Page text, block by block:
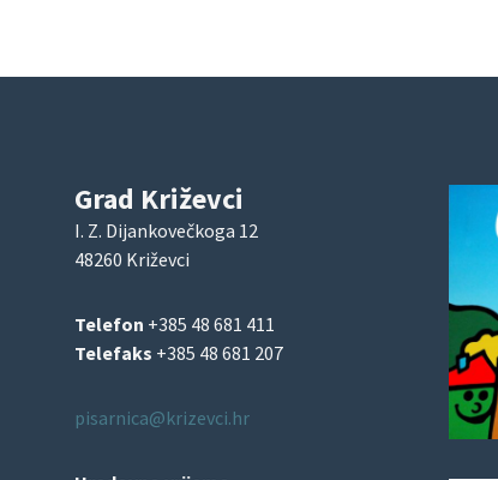
Grad Križevci
I. Z. Dijankovečkoga 12
48260 Križevci
Telefon +385 48 681 411
Telefaks +385 48 681 207
pisarnica@krizevci.hr